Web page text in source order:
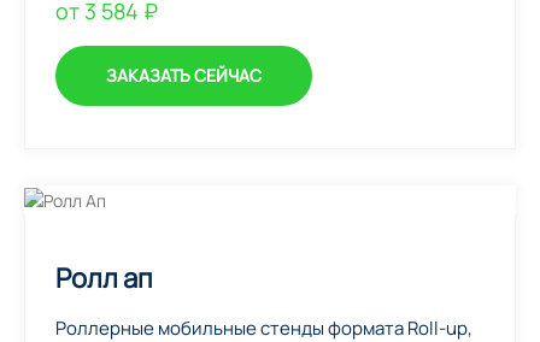
от 3 584 ₽
ЗАКАЗАТЬ СЕЙЧАС
Ролл ап
Роллерные мобильные стенды формата Roll-up,